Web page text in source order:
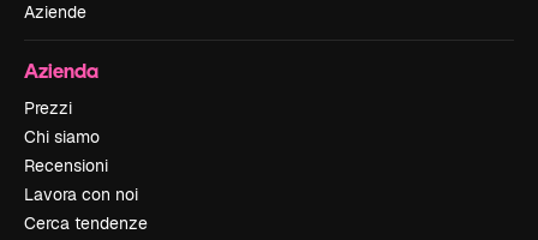
Aziende
Azienda
Prezzi
Chi siamo
Recensioni
Lavora con noi
Cerca tendenze